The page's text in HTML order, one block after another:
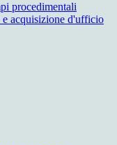
procedimentali
acquisizione d'ufficio